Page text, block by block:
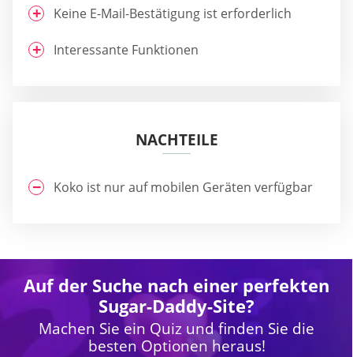
Keine E-Mail-Bestätigung ist erforderlich
Interessante Funktionen
NACHTEILE
Koko ist nur auf mobilen Geräten verfügbar
Auf der Suche nach einer perfekten
Sugar-Daddy-Site?
Machen Sie ein Quiz und finden Sie die
besten Optionen heraus!